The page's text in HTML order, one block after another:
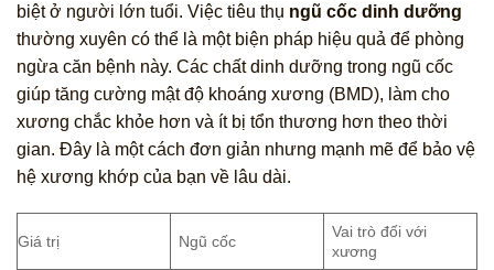
biệt ở người lớn tuổi. Việc tiêu thụ ngũ cốc dinh dưỡng
thường xuyên có thể là một biện pháp hiệu quả để phòng
ngừa căn bệnh này. Các chất dinh dưỡng trong ngũ cốc
giúp tăng cường mật độ khoáng xương (BMD), làm cho
xương chắc khỏe hơn và ít bị tổn thương hơn theo thời
gian. Đây là một cách đơn giản nhưng mạnh mẽ để bảo vệ
hệ xương khớp của bạn về lâu dài.
Giá trị Ngũ cốc
Vai trò đối với
xương